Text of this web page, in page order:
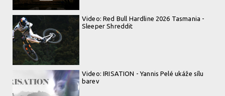
Video: Red Bull Hardline 2026 Tasmania -
Sleeper Shreddit
Video: IRISATION - Yannis Pelé ukáže sílu
barev